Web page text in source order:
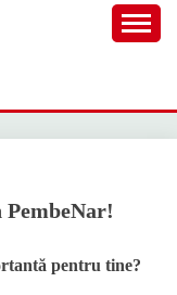
pentru tine?